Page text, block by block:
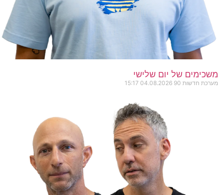
משכימים של יום שלישי
מערכת חדשות 90 04.08.2026
15:17